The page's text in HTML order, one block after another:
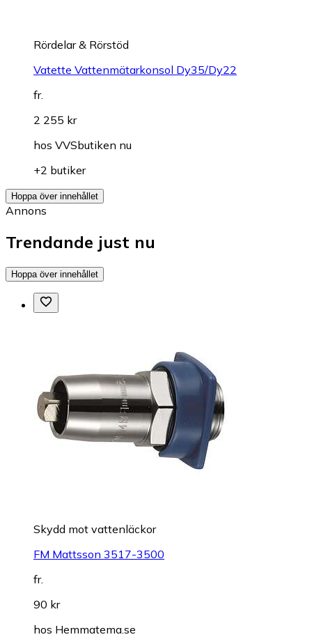
Rördelar & Rörstöd
Vatette Vattenmätarkonsol Dy35/Dy22
fr.
2 255 kr
hos VVSbutiken nu
+2 butiker
Hoppa över innehållet
Annons
Trendande just nu
Hoppa över innehållet
Skydd mot vattenläckor
FM Mattsson 3517-3500
fr.
90 kr
hos Hemmatema.se